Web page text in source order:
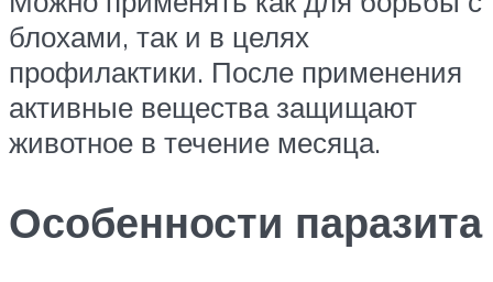
блохами, так и в целях
профилактики. После применения
активные вещества защищают
животное в течение месяца.
Особенности паразита